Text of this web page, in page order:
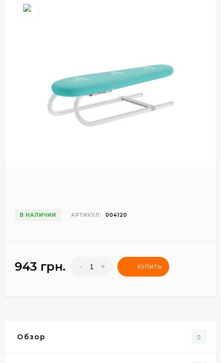
В НАЛИЧИИ АРТИКУЛ: 004120
943 грн. - + КУПИТЬ
Обзор